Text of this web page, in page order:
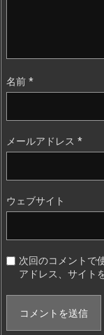
名前 *
メールアドレス *
ウェブサイト
次回のコメントで
アドレス、サイト